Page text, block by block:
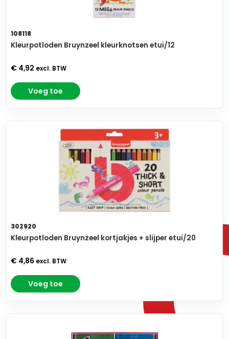
108118
Kleurpotloden Bruynzeel kleurknotsen etui/12
€ 4,92 excl. BTW
Voeg toe
302920
Kleurpotloden Bruynzeel kortjakjes + slijper etui/20
€ 4,86 excl. BTW
Voeg toe